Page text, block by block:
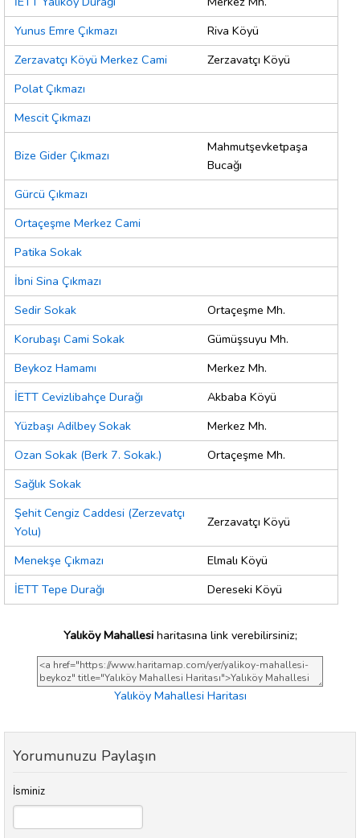
Yunus Emre Çıkmazı
Riva Köyü
Zerzavatçı Köyü Merkez Cami
Zerzavatçı Köyü
Polat Çıkmazı
Mescit Çıkmazı
Bize Gider Çıkmazı
Mahmutşevketpaşa
Bucağı
Gürcü Çıkmazı
Ortaçeşme Merkez Cami
Patika Sokak
İbni Sina Çıkmazı
Sedir Sokak
Ortaçeşme Mh.
Korubaşı Cami Sokak
Gümüşsuyu Mh.
Beykoz Hamamı
Merkez Mh.
İETT Cevizlibahçe Durağı
Akbaba Köyü
Yüzbaşı Adilbey Sokak
Merkez Mh.
Ozan Sokak (Berk 7. Sokak.)
Ortaçeşme Mh.
Sağlık Sokak
Şehit Cengiz Caddesi (Zerzevatçı
Yolu)
Zerzavatçı Köyü
Menekşe Çıkmazı
Elmalı Köyü
İETT Tepe Durağı
Dereseki Köyü
Yalıköy Mahallesiharitasına link verebilirsiniz;
Yalıköy Mahallesi Haritası
Yorumunuzu Paylaşın
İsminiz